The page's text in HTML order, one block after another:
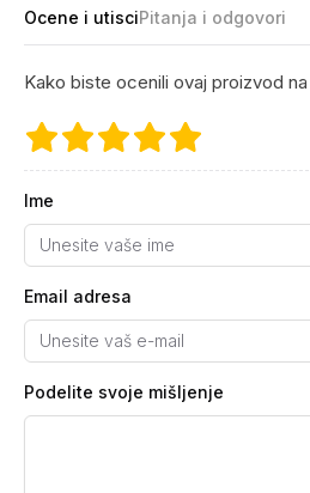
Ocene i utisciPitanja i odgovori
Kako biste ocenili ovaj proizvod
Ime
Email adresa
Podelite svoje mišljenje